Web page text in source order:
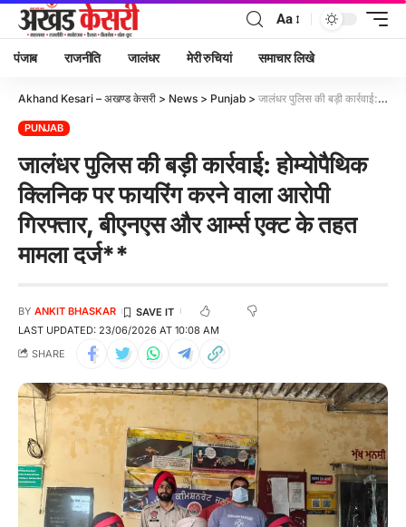
Aa
पंजाब राजनीति जालंधर मेरी रुचियां समाचार लिखे
Akhand Kesari – अखण्ड केसरी > News > Punjab > जालंधर पुलिस की बड़ी कार्रवाई: होम्योपैथिक क्लिनिक पर फायरिंग करने वाला आरोपी गिरफ्तार, बीएनएस और आर्म्स एक्ट के तहत मामला दर्ज**
PUNJAB
जालंधर पुलिस की बड़ी कार्रवाई: होम्योपैथिक
क्लिनिक पर फायरिंग करने वाला आरोपी
गिरफ्तार, बीएनएस और आर्म्स एक्ट के तहत
मामला दर्ज**
LAST UPDATED: 23/06/2026 AT 10:08 AM
BY ANKIT BHASKAR
SHARE